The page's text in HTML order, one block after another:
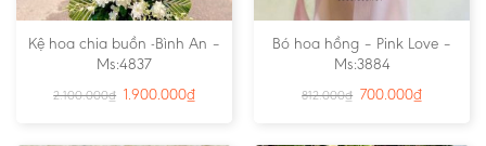
Kệ hoa chia buồn -Bình An –
Ms:4837
2.100.000₫ 1.900.000₫
Bó hoa hồng – Pink Love –
Ms:3884
812.000₫ 700.000₫